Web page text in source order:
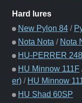
Hard lures
New Pylon 84 /
Nota Nota / Nota
HU-PERRER 248
HU Minnow 111F
er) / HU Minnow
HU Shad 60SP